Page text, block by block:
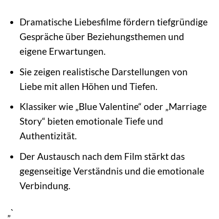
Dramatische Liebesfilme fördern tiefgründige
Gespräche über Beziehungsthemen und
eigene Erwartungen.
Sie zeigen realistische Darstellungen von
Liebe mit allen Höhen und Tiefen.
Klassiker wie „Blue Valentine“ oder „Marriage
Story“ bieten emotionale Tiefe und
Authentizität.
Der Austausch nach dem Film stärkt das
gegenseitige Verständnis und die emotionale
Verbindung.
„`